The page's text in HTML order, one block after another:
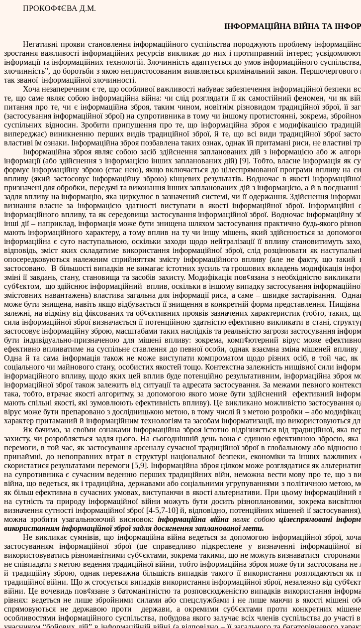
ПРОКОФ¢ЄВА Д.М.
ІНФОРМАЦІЙНА ВІЙНА ТА
Негативні прояви становлення інформаційного суспільства породжують проблему
зростання важливості інформаційних ресурсів викликає до них і протиправний інтерес;
інформації та інформаційних технологій. Злочинність адаптується до умов інформаційного
злочинність”, до боротьби з якою непристосованим виявляється кримінальний закон. Першочергового
так званої інформаційної злочинності.
Хоча незаперечним є те, що особливої важливості набуває забезпечення інформаційної безпеки
те, що саме являє собою інформаційна війна: чи слід розглядати її як самостійний феномен, чи як
питання про те, чи є інформаційна зброя, таким чином, новітнім різновидом традиційної зброї, її
(застосування інформаційної зброї) на супротивника в тому чи іншому протистоянні, зокрема,
суспільних відносин. Зробити припущення про те, що інформаційна зброя є модифікацією
випереджає) виникненню перших видів традиційної зброї, й те, що всі види традиційної зброї
властиві їм ознаки. Інформаційна зброя позбавлена таких ознак, однак їй притамані риси, не властиві
Інформаційна зброя являє собою засіб здійснення запланованих дій з інформацією або ж
інформації (або здійснення з інформацією інших запланованих дій) [9].Тобто, власне інформація як
формує інформаційну зброю (стає нею), якщо включається до цілеспрямованої програми впливу на
впливу (який застосовує інформаційну зброю) кінцевих результатів. Водночас в якості
призначені для обробки, передачі та виконання інших запланованих дій з інформацією, а й в
задля впливу на інформацію, яка циркулює в зазначений системі, чи її одержання. Здійснення
визнання власне за інформацією здатності виступати в якості інформаційної зброї. Інформаційні
інформаційного впливу, та як середовища застосування інформаційної зброї. Водночас
інші дії – наприклад, інформація може бути знищена шляхом застосування практично будь-якого
мають інформаційного характеру, а тому вплив на ту чи іншу мішень, який здійснюється за
інформаційна є суто наступальною, оскільки заходи щодо нейтралізації її впливу становитимуть
відповідь, зміст яких складатиме використання інформаційної зброї, слід розцінювати як
опосередковуються належним сприйняттям змісту інформаційного впливу (але не факту, що
застосовано. В більшості випадків не вимагає істотних зусиль та грошових вкладень модифікація
зміні її завдань, стану, становища та засобів захисту. Модифікація пов¢язана з необхідністю
суб¢єктом, що здійснює інформаційний вплив, оскільки в іншому випадку застосування
змістовних навантажень) властива загальна для інформації риса, а саме – швидке застарівання.
може бути знищена, навіть якщо відбувається її знищення в конкретній форма представлення.
залежні, на відміну від фіксованих та об¢єктивних проявів зазначених характеристик (тобто, таких,
сила інформаційної зброї визначається її потенційною здатністю ефективно викликати в стані,
застосовує інформаційну зброю, масштабами таких наслідків та реальністю загрози застосування
бути індивідуально-призначеною для мішені впливу: зокрема, комп¢ютерний вірус може
ефективно впливатиме на суспільне ставлення до певної особи, однак взаємна зміна мішеней
Одна й та сама інформація також не може виступати компроматом щодо різних осіб, в той час, як
соціального чи майнового стану, особистих якостей тощо. Контекстна залежність нищівної сили
інформаційного впливу, щодо яких цей вплив буде потенційно результативним, інформаційна зброя
інформаційної зброї також залежить від ситуації та адресата застосування. За межами певного
така, тобто, втрачає якості алгоритму, за допомогою якого може бути здійснений
ефективний
мають спільні якості, які зумовлюють ефективність впливу). Це викликано можливістю застосування
вірус може бути препаровано з дослідницькою метою, в тому числі й з метою розробки – або
характер притаманий й інформаційним технологіям та засобам інформатизації, що використовуються для
Як бачимо, за своїми ознаками інформаційна зброя істотно відрізняється від традиційної,
захисту, чи розробляється задля цього. На сьогоднішній день вона є єдиною ефективною зброєю,
перемоги, в той час, як застосування арсеналу сучасної традиційної зброї в глобальному або
принаймні, до непоправних втрат в структурі національної безпеки, економіки та інших
скористатися результатами перемоги [5,9].Iнформаційна зброя цілком може розглядатися як
на супротивника є сучасним веденню перших традиційних війн, неможна вести мову про те, що з
війна, що ведеться, як і традиційна, державами або соціальними угрупуваннями з політичною метою,
як більш ефективна в сучасних умовах, виступаючи в якості альтернативи. При цьому
на сутність та природу інформаційної війни можуть бути досить різноплановими, зокрема
визначення сутності інформаційної зброї [4-5,7-10] й, відповідно, потенційних мішеней ії
можна зробити узагальнюючий висновок:інформаційна війнаявляє собою цілеспрямовані
використанням інформаційної зброї задля досягнення запланованої мети.
Не викликає сумнівів, що інформаційна війна ведеться за допомогою інформаційної зброї,
застосуванням інформаційної зброї (це справедливо підкреслене у визначенні
використовуватись різноманітними суб¢єктами, зокрема такими, що не можуть визнаватися
не співпадати з метою ведення традиційної війни, тобто інформаційна зброя може бути
й традиційну зброю, однак переважна більшість випадків такого її використання розглядаються як
традиційної війни. Що ж стосується випадків використання інформаційної зброї, незалежно від суб¢
війни. Це вочевидь пов¢язане з батоманітністю та розповсюдженістю випадків використання
рівнях: ведеться не лише збройними силами або спецслужбами і не лише маючи в якості мішені
спрямовуються не державою проти
держави, а окремими суб¢єктами проти конкретних
особливостями інформаційного суспільства, побудова якого залучає всіх членів суспільства до